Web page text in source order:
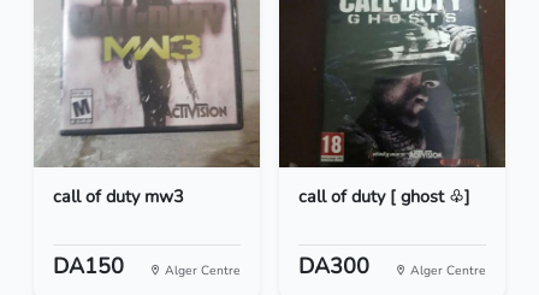
call of duty mw3
DA150 Alger Centre
call of duty [ ghost ♧]
DA300 Alger Centre